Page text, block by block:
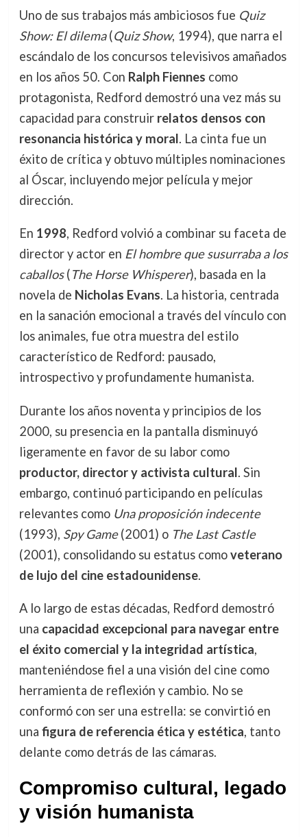
Uno de sus trabajos más ambiciosos fue Quiz
Show: El dilema(Quiz Show, 1994), que narra el
escándalo de los concursos televisivos amañados
en los años 50. Con Ralph Fiennes como
protagonista, Redford demostró una vez más su
capacidad para construir relatos densos con
resonancia histórica y moral. La cinta fue un
éxito de crítica y obtuvo múltiples nominaciones
al Óscar, incluyendo mejor película y mejor
dirección.
En 1998, Redford volvió a combinar su faceta de
director y actor en El hombre que susurraba a los
caballos(The Horse Whisperer), basada en la
novela de Nicholas Evans. La historia, centrada
en la sanación emocional a través del vínculo con
los animales, fue otra muestra del estilo
característico de Redford: pausado,
introspectivo y profundamente humanista.
Durante los años noventa y principios de los
2000, su presencia en la pantalla disminuyó
ligeramente en favor de su labor como
productor, director y activista cultural. Sin
embargo, continuó participando en películas
relevantes como Una proposición indecente
(1993), Spy Game(2001) o The Last Castle
(2001), consolidando su estatus comoveterano
de lujo del cine estadounidense.
A lo largo de estas décadas, Redford demostró
una capacidad excepcional para navegar entre
el éxito comercial y la integridad artística,
manteniéndose fiel a una visión del cine como
herramienta de reflexión y cambio. No se
conformó con ser una estrella: se convirtió en
una figura de referencia ética y estética, tanto
delante como detrás de las cámaras.
Compromiso cultural, legado
y visión humanista